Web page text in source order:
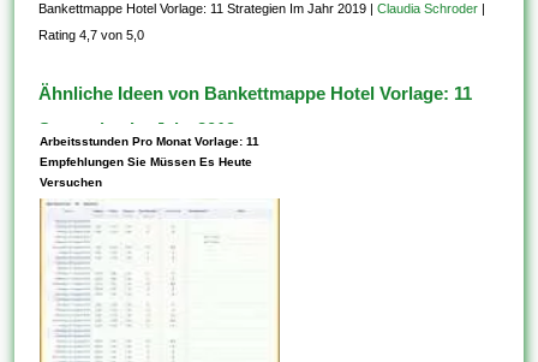
Bankettmappe Hotel Vorlage: 11 Strategien Im Jahr 2019 |Claudia Schroder
Rating 4,7 von 5,0
Ähnliche Ideen von Bankettmappe Hotel Vorlage: 11
Strategien Im Jahr 2019
Arbeitsstunden Pro Monat Vorlage: 11
Empfehlungen Sie Müssen Es Heute
Versuchen